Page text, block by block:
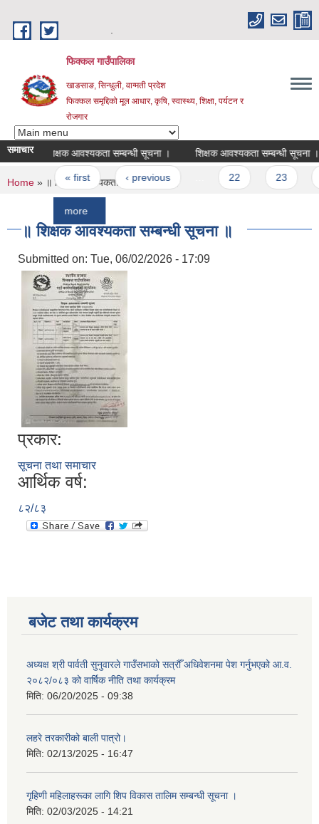
फिक्कल गाउँपालिका
खाङसाङ, सिन्धुली, वाग्मती प्रदेश
फिक्कल समृद्दिको मूल आधार, कृषि, स्वास्थ्य, शिक्षा, पर्यटन र
रोजगार
समाचार
शिक्षक आवश्यकता सम्बन्धी सूचना । शिक्षक आवश्यकता सम्बन्धी सूचना ।
Pages
« first ‹ previous …
You are here
Home » ॥ शिक्षक आवश्यकता सम्बन्धी सूचना ॥
॥ शिक्षक आवश्यकता सम्बन्धी सूचना ॥
Submitted on: Tue, 06/02/2026 - 17:09
प्रकार:
सूचना तथा समाचार
आर्थिक वर्ष:
८२/८३
बजेट तथा कार्यक्रम
अध्यक्ष श्री पार्वती सुनुवारले गाउँसभाको सत्रौँ अधिवेशनमा पेश गर्नुभएको आ.व.
२०८२/०८३ को वार्षिक नीति तथा कार्यक्रम
मिति: 06/20/2025 - 09:38
लहरे तरकारीको बाली पात्रो।
मिति: 02/13/2025 - 16:47
गृहिणी महिलाहरूका लागि शिप विकास तालिम सम्बन्धी सूचना ‌।
मिति: 02/03/2025 - 14:21